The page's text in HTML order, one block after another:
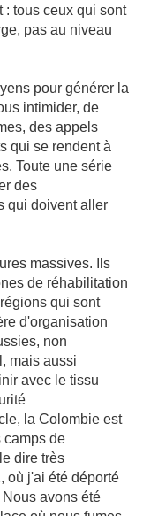
: tous ceux qui sont
pas au niveau
pour générer la
intimider, de
des appels
qui se rendent à
Toute une série
des
qui doivent aller
massives. Ils
de réhabilitation
qui sont
d'organisation
non
mais aussi
avec le tissu
la Colombie est
camps de
dire très
où j'ai été déporté
avons été